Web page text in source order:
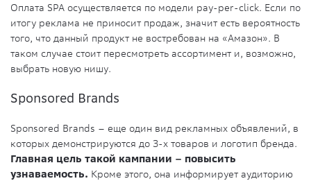
Оплата SPA осуществляется по модели pay-per-click. Если по
итогу реклама не приносит продаж, значит есть вероятность
того, что данный продукт не востребован на «Амазон». В
таком случае стоит пересмотреть ассортимент и, возможно,
выбрать новую нишу.
Sponsored Brands
Sponsored Brands – еще один вид рекламных объявлений, в
которых демонстрируются до 3-х товаров и логотип бренда.
Главная цель такой кампании – повысить
узнаваемость. Кроме этого, она информирует аудиторию